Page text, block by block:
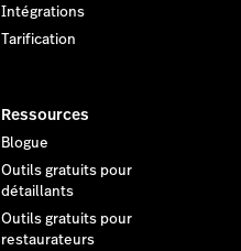
Intégrations
Tarification
Ressources
Blogue
Outils gratuits pour
détaillants
Outils gratuits pour
restaurateurs